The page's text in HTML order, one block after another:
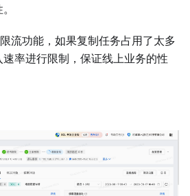
流功能，如果复制任务占用了太多
率进行限制，保证线上业务的性